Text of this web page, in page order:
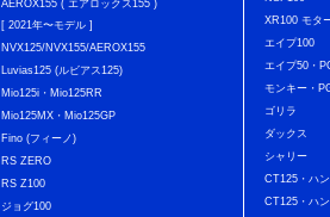
AEROX155 ( エアロックス155 )
[ 2021年〜モデル ]
NVX125/NVX155/AEROX155
Luvias125 (ルビアス125)
Mio125i・Mio125RR
Mio125MX・Mio125GP
Fino (フィーノ)
RS ZERO
RS Z100
ジョグ100
XR100 モタ
エイプ100
エイプ50・
モンキー・
ゴリラ
ダックス
シャリー
CT125・ハ
CT125・ハ